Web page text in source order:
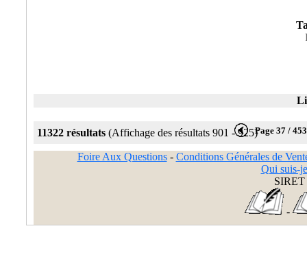
11322 résultats (Affichage des résultats 901 - 925)Page 37 / 453
Foire Aux Questions- Conditions Générales de
Qui suis-
SIRET
-